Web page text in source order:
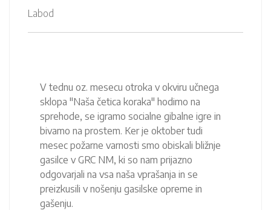
Labod
V tednu oz. mesecu otroka v okviru učnega
sklopa "Naša četica koraka" hodimo na
sprehode, se igramo socialne gibalne igre in
bivamo na prostem. Ker je oktober tudi
mesec požarne varnosti smo obiskali bližnje
gasilce v GRC NM, ki so nam prijazno
odgovarjali na vsa naša vprašanja in se
preizkusili v nošenju gasilske opreme in
gašenju.